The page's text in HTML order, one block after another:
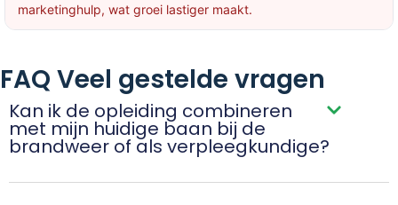
marketinghulp, wat groei lastiger maakt.
FAQ Veel gestelde vragen
Kan ik de opleiding combineren
met mijn huidige baan bij de
brandweer of als verpleegkundige?